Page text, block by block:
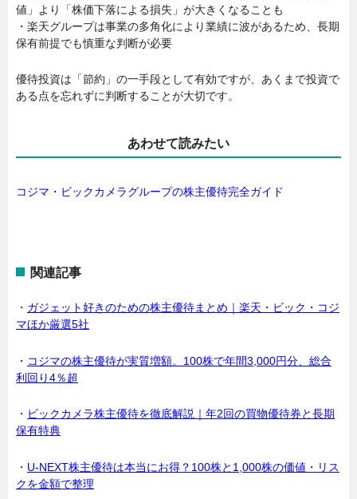
値」より「株価下落による損失」が大きくなることも
・楽天グループは事業の多角化により業績に波があるため、長期
保有前提でも慎重な判断が必要
優待投資は「節約」の一手段として有効ですが、あくまで投資で
ある点を忘れずに判断することが大切です。
あわせて読みたい
コジマ・ビックカメラグループの株主優待完全ガイド
関連記事
・ ガジェット好きのための株主優待まとめ｜楽天・ビック・コジ
マほか厳選5社
・ コジマの株主優待が実質増額。100株で年間3,000円分、総合
利回り4％超
・ ビックカメラ株主優待を徹底解説｜年2回の買物優待券と長期
保有特典
・ U-NEXT株主優待は本当にお得？100株と1,000株の価値・リス
クを金額で整理